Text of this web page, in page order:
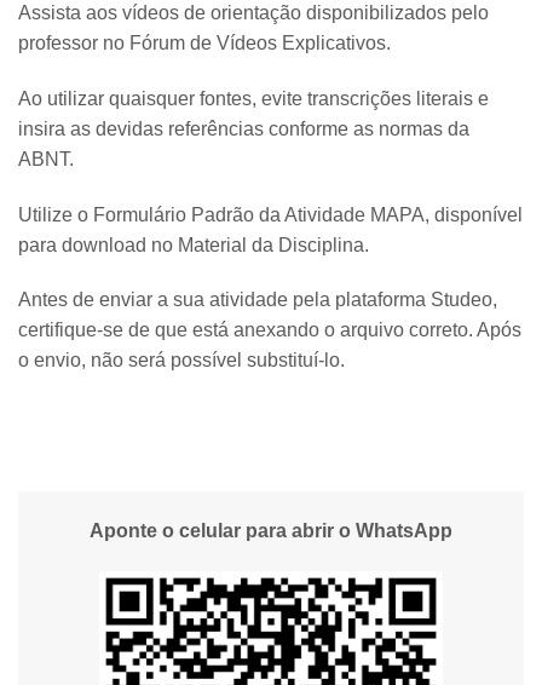
Assista aos vídeos de orientação disponibilizados pelo
professor no Fórum de Vídeos Explicativos.
Ao utilizar quaisquer fontes, evite transcrições literais e
insira as devidas referências conforme as normas da
ABNT.
Utilize o Formulário Padrão da Atividade MAPA, disponível
para download no Material da Disciplina.
Antes de enviar a sua atividade pela plataforma Studeo,
certifique-se de que está anexando o arquivo correto. Após
o envio, não será possível substituí-lo.
Aponte o celular para abrir o WhatsApp